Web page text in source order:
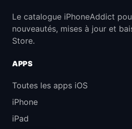
Le catalogue iPhoneAddict
nouveautés, mises à jour et
Store.
APPS
Toutes les apps iOS
iPhone
iPad